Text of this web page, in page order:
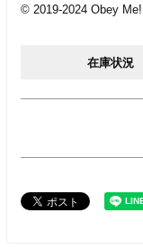
© 2019-2024 Obey
在庫状況